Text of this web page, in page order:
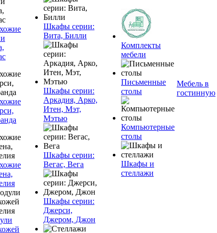
Шкафы серии:
Вита, Билли
Шкафы серии:
Аркадия, Арко,
Итен, Мэт,
Мэтью
Шкафы серии:
Вегас, Вега
Шкафы серии:
Джерси,
Джером, Джон
Комплекты
мебели
Письменные
столы
Компьютерные
столы
Шкафы и
стеллажи
Мебель в
гостинную